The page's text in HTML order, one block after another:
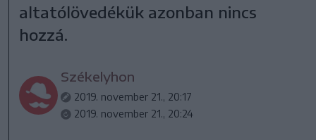
altatólövedékük azonban nincs
hozzá.
Székelyhon
2019. november 21., 20:17
2019. november 21., 20:24